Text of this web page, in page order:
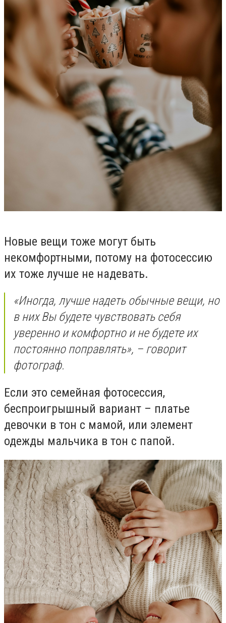
Новые вещи тоже могут быть
некомфортными, потому на фотосессию
их тоже лучше не надевать.
«Иногда, лучше надеть обычные вещи, но
в них Вы будете чувствовать себя
уверенно и комфортно и не будете их
постоянно поправлять», – говорит
фотограф.
Если это семейная фотосессия,
беспроигрышный вариант – платье
девочки в тон с мамой, или элемент
одежды мальчика в тон с папой.